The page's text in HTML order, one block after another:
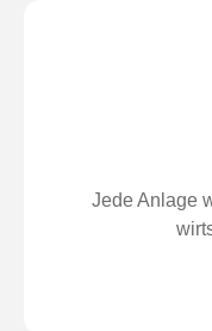
Jede Anlage